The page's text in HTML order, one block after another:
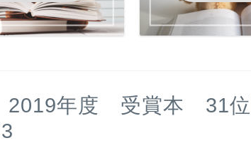
2019年度 受賞本 31位